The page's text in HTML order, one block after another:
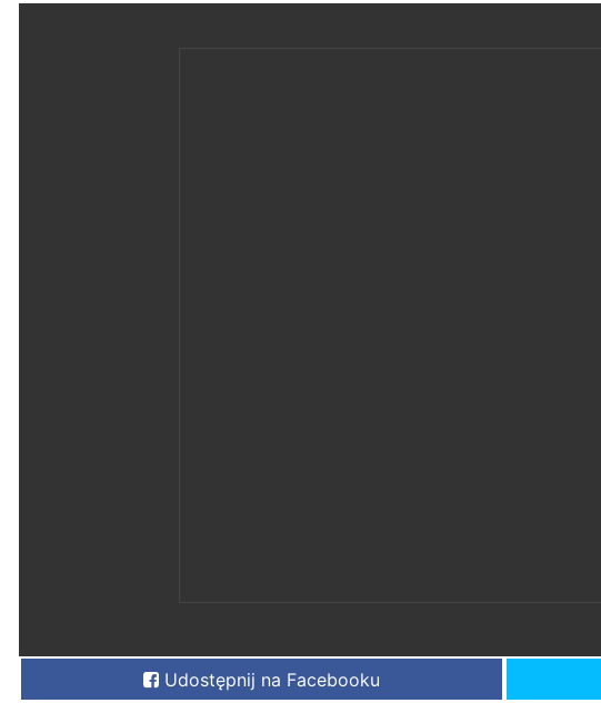
Udostępnij na Facebooku